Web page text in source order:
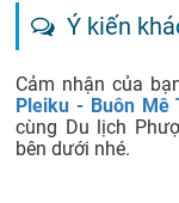
Ý kiến
Cảm nhận của
Pleiku - Buôn Mê
cùng Du lịch
bên dưới nhé.